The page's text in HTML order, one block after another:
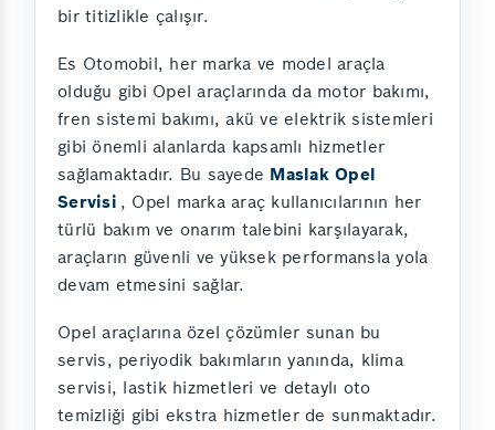
bir titizlikle çalışır.
Es Otomobil, her marka ve model araçla
olduğu gibi Opel araçlarında da motor bakımı,
fren sistemi bakımı, akü ve elektrik sistemleri
gibi önemli alanlarda kapsamlı hizmetler
sağlamaktadır. Bu sayede Maslak Opel
Servisi , Opel marka araç kullanıcılarının her
türlü bakım ve onarım talebini karşılayarak,
araçların güvenli ve yüksek performansla yola
devam etmesini sağlar.
Opel araçlarına özel çözümler sunan bu
servis, periyodik bakımların yanında, klima
servisi, lastik hizmetleri ve detaylı oto
temizliği gibi ekstra hizmetler de sunmaktadır.